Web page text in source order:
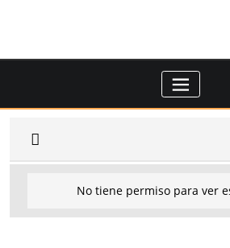
No tiene permiso para ver